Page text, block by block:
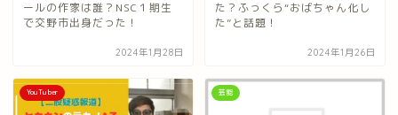
ールの作家は誰？NSC１期生
で交野市出身だった！
2024年1月28日
た？ふっくら“おばちゃん化し
た”と話題！
2024年1月26日
YouTuber 芸能